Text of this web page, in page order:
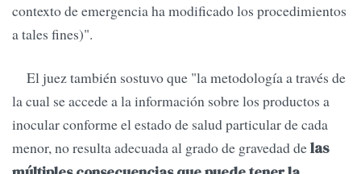
contexto de emergencia ha modificado los procedimientos
a tales fines)".
El juez también sostuvo que "la metodología a través de
la cual se accede a la información sobre los productos a
inocular conforme el estado de salud particular de cada
menor, no resulta adecuada al grado de gravedad delas